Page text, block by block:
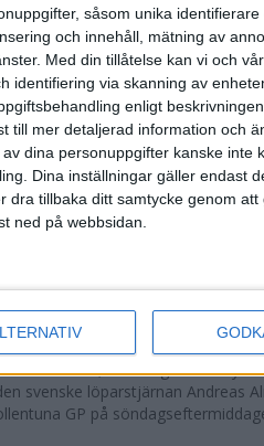
såsom unika
och innehåll, mätning av
Med din tillåtelse kan vi och
identifiering via skanning av
enligt
till mer detaljerad information och
dina personuppgifter kanske
Dina inställningar gäller endast
dra tillbaka ditt samtycke genom
ned på webbsidan.
adidas Stockholm
18 grader, mulet och
varav 15,807 kom till sta...
när Sverige vann
av Finnkampen, världens
avgjordes inför fullsatta läktare på
när Almgren testade VM-
friidrotts-VM, som avgörs i Tokyo
svenske löparstjärnan Andreas
GP på